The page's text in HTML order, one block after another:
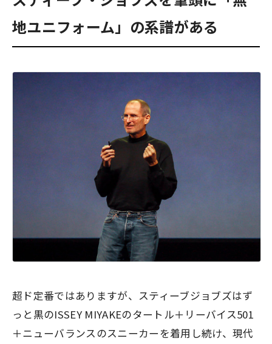
地ユニフォーム」の系譜がある
超ド定番ではありますが、スティーブジョブズはず
っと黒のISSEY MIYAKEのタートル＋リーバイス501
＋ニューバランスのスニーカーを着用し続け、現代